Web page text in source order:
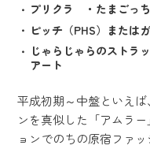
プリクラ ・たまごっ
ピッチ（PHS）または
じゃらじゃらのスト
アート
平成初期～中盤といえ
ンを真似した「アムラ
ョンでのちの原宿ファ